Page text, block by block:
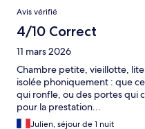
Avis vérifié
4/10 Correct
11 mars 2026
Chambre petite, vieillotte,
isolée phoniquement : que
qui ronfle, ou des portes qui
pour la prestation...
Julien, séjour de 1 nuit